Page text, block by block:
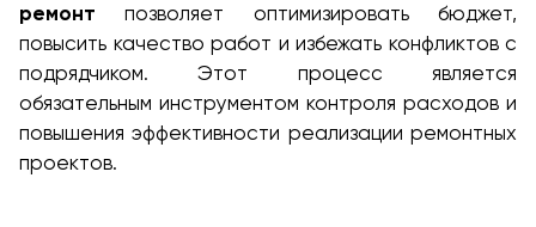
ремонт позволяет оптимизировать бюджет,
повысить качество работ и избежать конфликтов с
подрядчиком. Этот процесс является
обязательным инструментом контроля расходов и
повышения эффективности реализации ремонтных
проектов.